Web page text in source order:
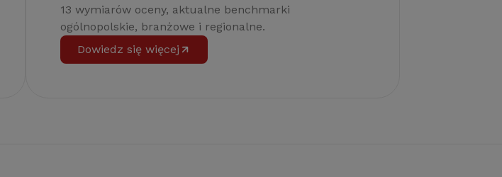
13 wymiarów oceny, aktualne benchmarki
ogólnopolskie, branżowe i regionalne.
Dowiedz się więcej